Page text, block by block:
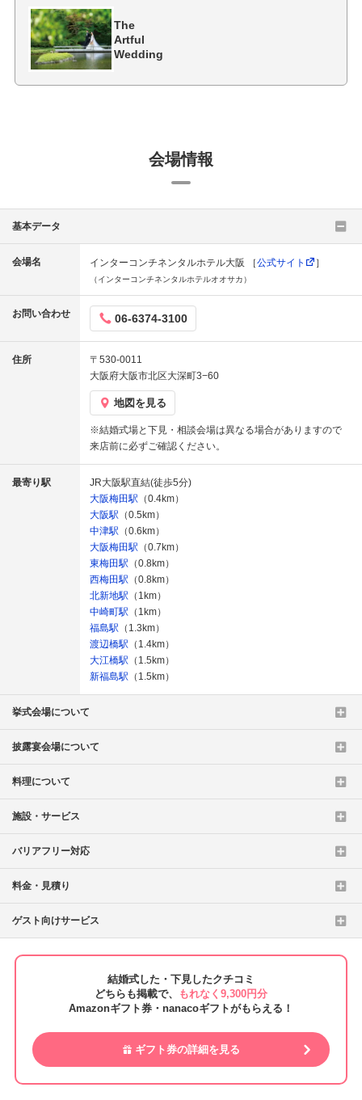
The
Artful
Wedding
会場情報
基本データ
会場名 インターコンチネンタルホテル大阪 ［公式サイト ］
（インターコンチネンタルホテルオオサカ）
お問い合わせ 06-6374-3100
住所
〒530-0011
大阪府大阪市北区大深町3−60
地図を見る
※結婚式場と下見・相談会場は異なる場合がありますので
来店前に必ずご確認ください。
最寄り駅
JR大阪駅直結(徒歩5分)
大阪梅田駅 （0.4km）
大阪駅 （0.5km）
中津駅 （0.6km）
大阪梅田駅 （0.7km）
東梅田駅 （0.8km）
西梅田駅 （0.8km）
北新地駅 （1km）
中崎町駅 （1km）
福島駅 （1.3km）
渡辺橋駅 （1.4km）
大江橋駅 （1.5km）
新福島駅 （1.5km）
挙式会場について
披露宴会場について
料理について
施設・サービス
バリアフリー対応
料金・見積り
ゲスト向けサービス
結婚式した・下見したクチコミ
どちらも掲載で、
もれなく9,300円分
Amazonギフト券・nanacoギフトがもらえる！
ギフト券の詳細を見る